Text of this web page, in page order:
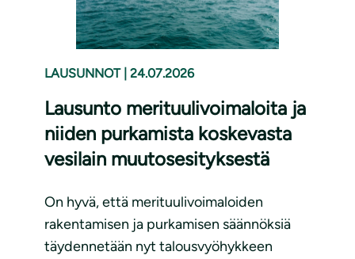
LAUSUNNOT 24.07.2026
Lausunto merituulivoimaloita ja
niiden purkamista koskevasta
vesilain muutosesityksestä
On hyvä, että merituulivoimaloiden
rakentamisen ja purkamisen säännöksiä
täydennetään nyt talousvyöhykkeen